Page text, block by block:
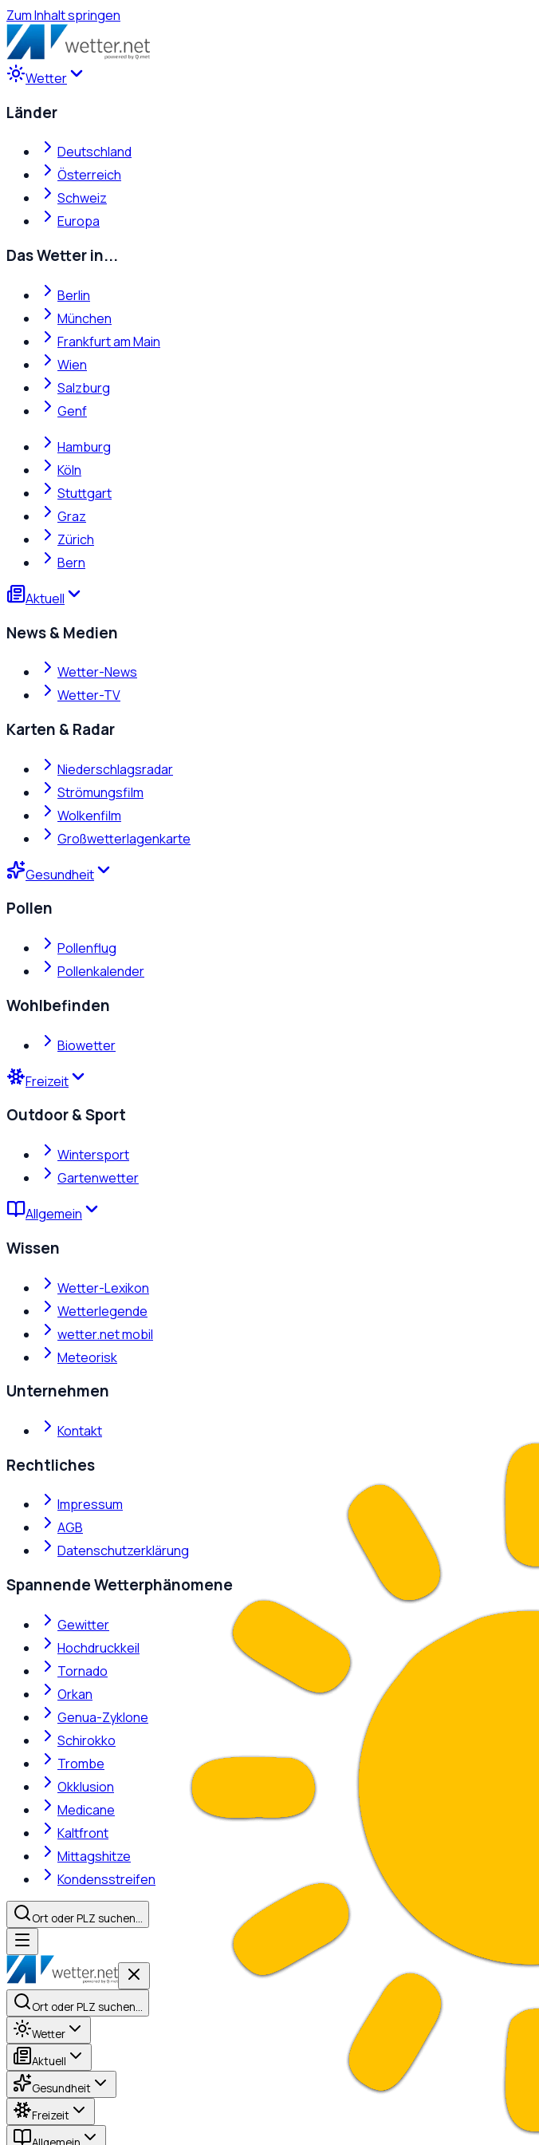
Zum Inhalt springen
Wetter
Länder
Deutschland
Österreich
Schweiz
Europa
Das Wetter in...
Berlin
München
Frankfurt am Main
Wien
Salzburg
Genf
Hamburg
Köln
Stuttgart
Graz
Zürich
Bern
Aktuell
News & Medien
Wetter-News
Wetter-TV
Karten & Radar
Niederschlagsradar
Strömungsfilm
Wolkenfilm
Großwetterlagenkarte
Gesundheit
Pollen
Pollenflug
Pollenkalender
Wohlbefinden
Biowetter
Freizeit
Outdoor & Sport
Wintersport
Gartenwetter
Allgemein
Wissen
Wetter-Lexikon
Wetterlegende
wetter.net mobil
Meteorisk
Unternehmen
Kontakt
Rechtliches
Impressum
AGB
Datenschutzerklärung
Spannende Wetterphänomene
Gewitter
Hochdruckkeil
Tornado
Orkan
Genua-Zyklone
Schirokko
Trombe
Okklusion
Medicane
Kaltfront
Mittagshitze
Kondensstreifen
Ort oder PLZ suchen…
Ort oder PLZ suchen…
Wetter
Aktuell
Gesundheit
Freizeit